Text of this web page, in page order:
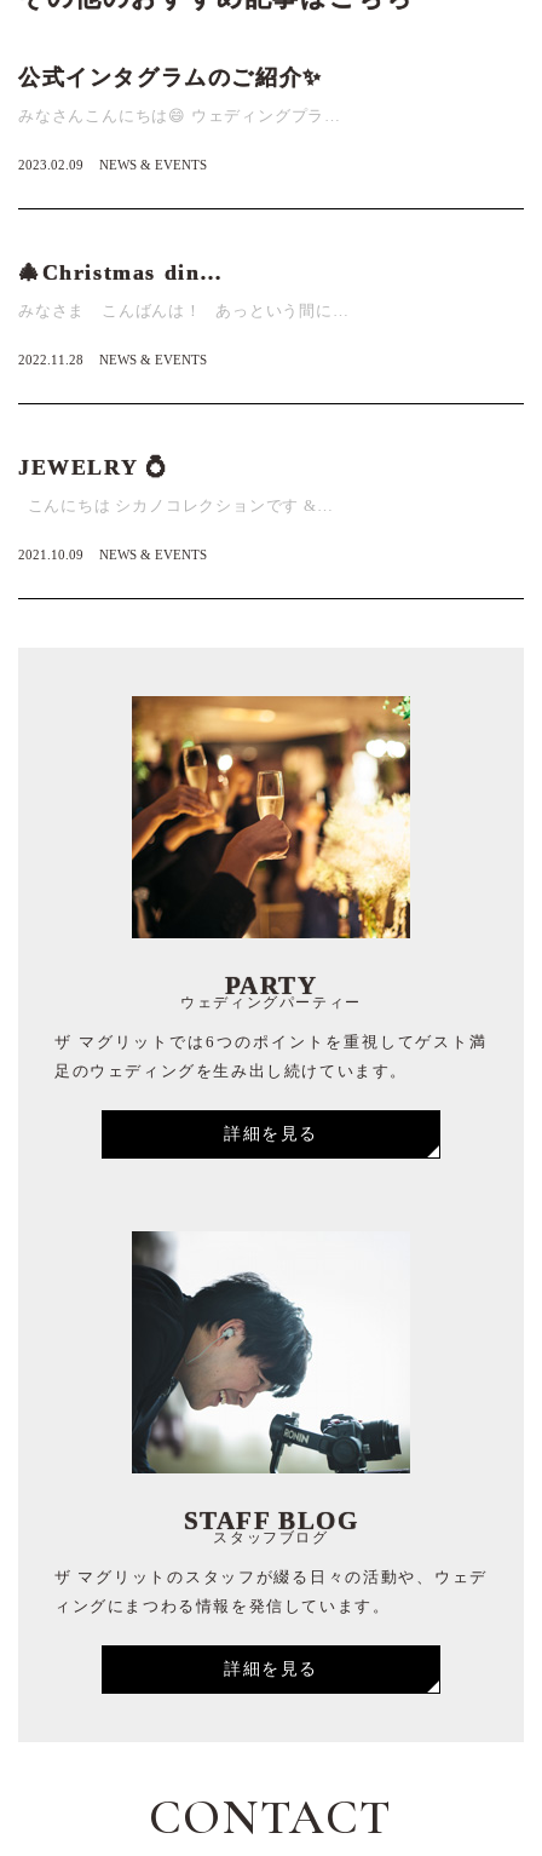
公式インタグラムのご紹介✨
みなさんこんにちは😄 ウェディングプラ…
2023.02.09 NEWS & EVENTS
🎄Christmas din…
みなさま こんばんは！ あっという間に…
2022.11.28 NEWS & EVENTS
JEWELRY 💍
こんにちは シカノコレクションです &…
2021.10.09 NEWS & EVENTS
PARTY
ウェディングパーティー
ザ マグリットでは6つのポイントを重視してゲスト満
足のウェディングを生み出し続けています。
詳細を見る
STAFF BLOG
スタッフブログ
ザ マグリットのスタッフが綴る日々の活動や、ウェデ
ィングにまつわる情報を発信しています。
詳細を見る
CONTACT